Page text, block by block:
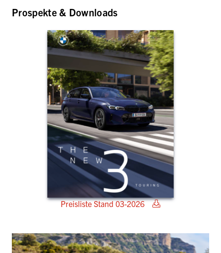
Prospekte & Downloads
Preisliste Stand 03-2026